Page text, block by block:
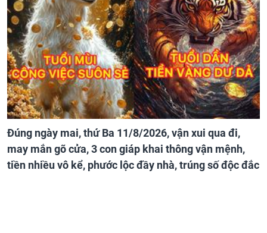
Đúng ngày mai, thứ Ba 11/8/2026, vận xui qua đi,
may mắn gõ cửa, 3 con giáp khai thông vận mệnh,
tiền nhiều vô kể, phước lộc đầy nhà, trúng số độc đắc